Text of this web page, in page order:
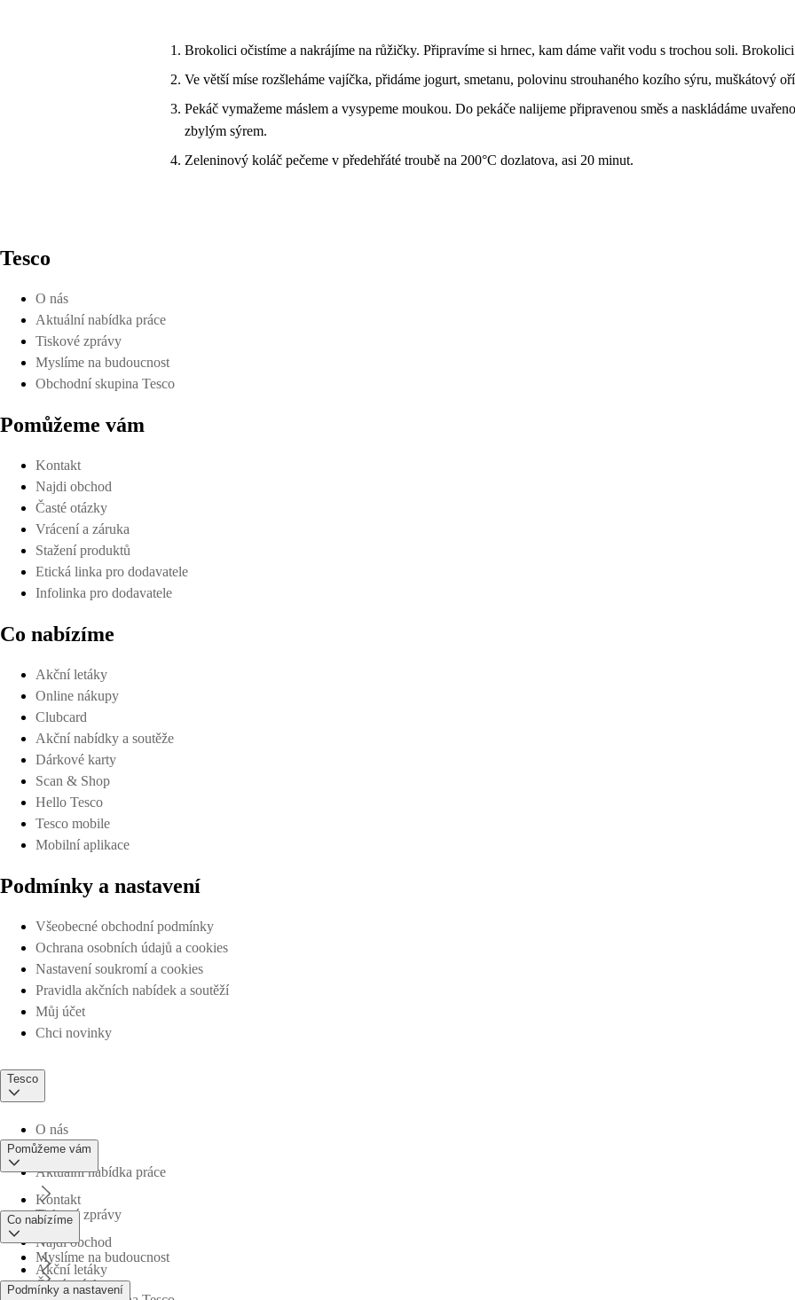
Brokolici očistíme a nakrájíme na růžičky. Připravíme si hrnec, kam dáme vařit vodu s trochou soli.
Ve větší míse rozšleháme vajíčka, přidáme jogurt, smetanu, polovinu strouhaného kozího sýru, muškátový
Pekáč vymažeme máslem a vysypeme moukou. Do pekáče nalijeme připravenou směs a naskládáme
zbylým sýrem.
Zeleninový koláč pečeme v předehřáté troubě na 200°C dozlatova, asi 20 minut.
Tesco
O nás
Aktuální nabídka práce
Tiskové zprávy
Myslíme na budoucnost
Obchodní skupina Tesco
Pomůžeme vám
Kontakt
Najdi obchod
Časté otázky
Vrácení a záruka
Stažení produktů
Etická linka pro dodavatele
Infolinka pro dodavatele
Co nabízíme
Akční letáky
Online nákupy
Clubcard
Akční nabídky a soutěže
Dárkové karty
Scan & Shop
Hello Tesco
Tesco mobile
Mobilní aplikace
Podmínky a nastavení
Všeobecné obchodní podmínky
Ochrana osobních údajů a cookies
Nastavení soukromí a cookies
Pravidla akčních nabídek a soutěží
Můj účet
Chci novinky
Tesco
O nás
Aktuální nabídka práce
Tiskové zprávy
Myslíme na budoucnost
Pomůžeme vám
Kontakt
Najdi obchod
Časté otázky
Co nabízíme
Akční letáky
Podmínky a nastavení